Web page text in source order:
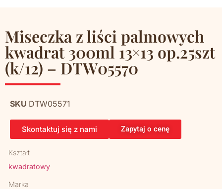
Miseczka z liści palmowych
kwadrat 300ml 13×13 op.25szt
(k/12) – DTW05570
SKU DTW05571
Skontaktuj się z nami Zapytaj o cenę
Kształt
kwadratowy
Marka